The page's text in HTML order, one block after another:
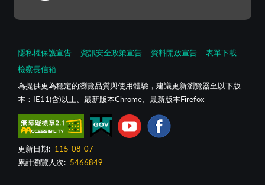
隱私權保護宣告 資訊安全政策宣告 資料開放宣告 表單下載
檢察長信箱
為提供更為穩定的瀏覽品質與使用體驗，建議更新瀏覽器至以下版
本：IE11(含)以上、最新版本Chrome、最新版本Firefox
更新日期:
115-08-07
累計瀏覽人次:
5466849